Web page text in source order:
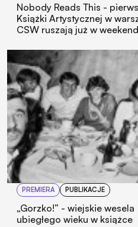
Nobody Reads This -
Książki Artystycznej w
CSW ruszają już w weekend
PREMIERA PUBLIKACJE
„Gorzko!” - wiejskie wesela
ubiegłego wieku w książce